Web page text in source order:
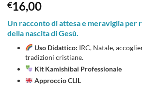
€16,00
Un racconto di attesa e meraviglia per
della nascita di Gesù.
Uso Didattico: IRC, Natale,
tradizioni cristiane.
Kit Kamishibai Professionale
Approccio CLIL